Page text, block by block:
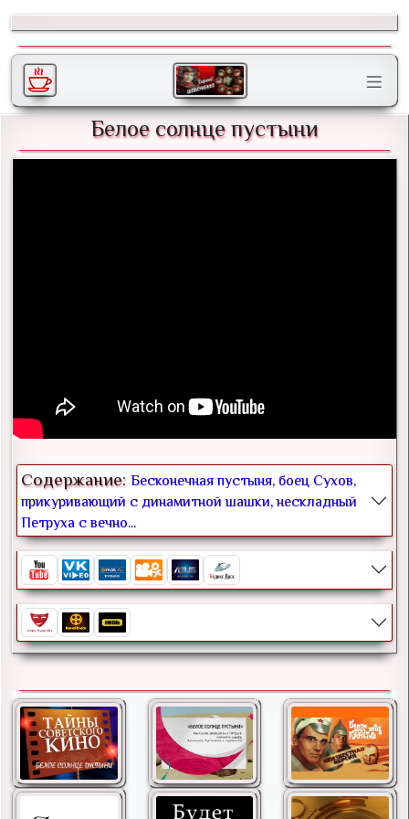
Белое солнце пустыни
Содержание: Бесконечная пустыня, боец Сухов,
прикуривающий с динамитной шашки, нескладный
Петруха с вечно...